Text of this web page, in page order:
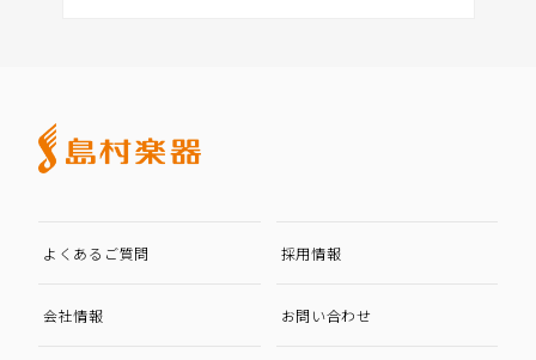
よくあるご質問 採用情報
会社情報 お問い合わせ